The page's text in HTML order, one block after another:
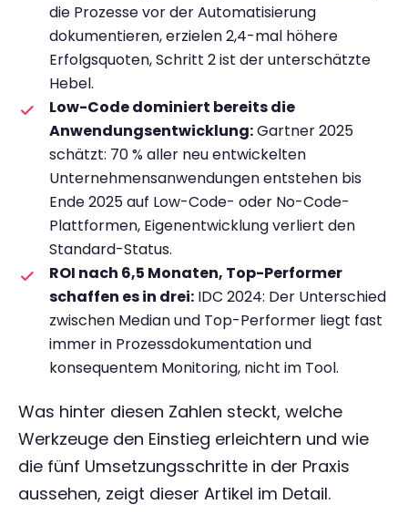
die Prozesse vor der Automatisierung
dokumentieren, erzielen 2,4-mal höhere
Erfolgsquoten, Schritt 2 ist der unterschätzte
Hebel.
Low-Code dominiert bereits die
Anwendungsentwicklung:Gartner 2025
schätzt: 70 % aller neu entwickelten
Unternehmensanwendungen entstehen bis
Ende 2025 auf Low-Code- oder No-Code-
Plattformen, Eigenentwicklung verliert den
Standard-Status.
ROI nach 6,5 Monaten, Top-Performer
schaffen es in drei: IDC 2024: Der Unterschied
zwischen Median und Top-Performer liegt fast
immer in Prozessdokumentation und
konsequentem Monitoring, nicht im Tool.
Was hinter diesen Zahlen steckt, welche
Werkzeuge den Einstieg erleichtern und wie
die fünf Umsetzungsschritte in der Praxis
aussehen, zeigt dieser Artikel im Detail.